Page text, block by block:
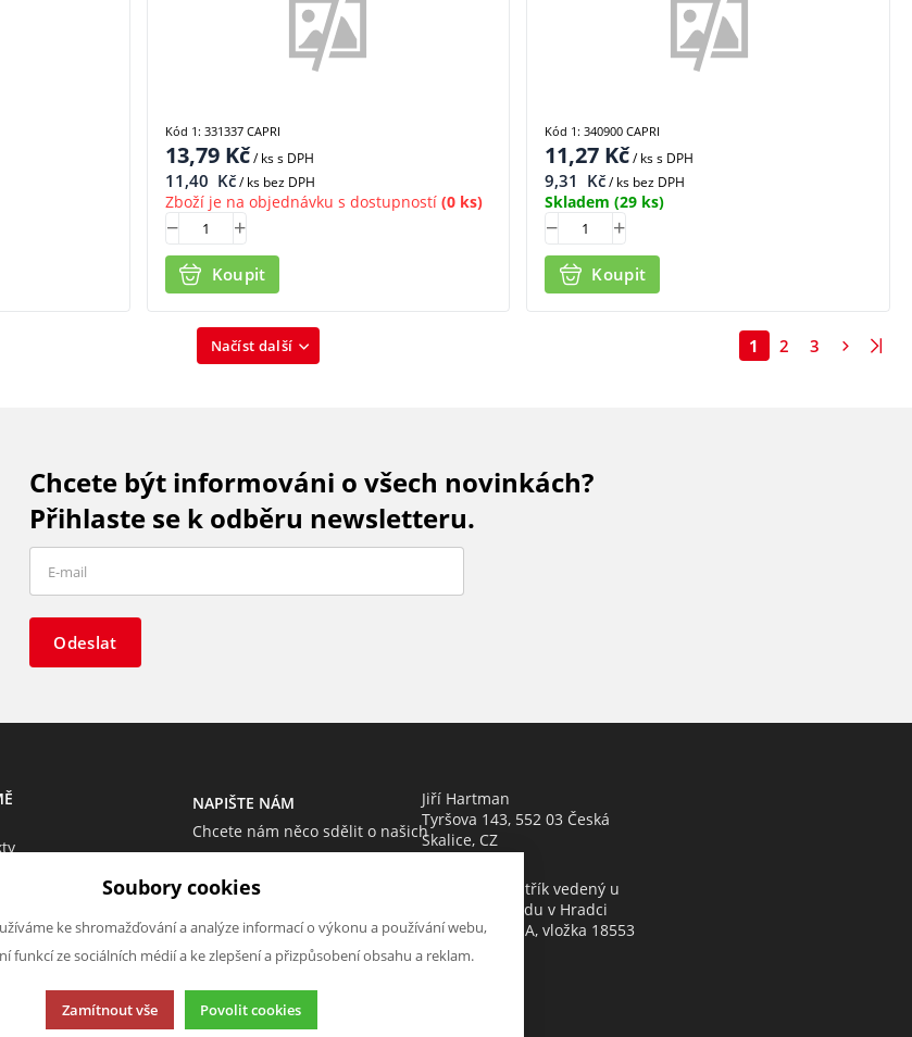
13,79Kč/ kss DPH
11,40 Kč/ ks bez DPH
Zboží je na objednávku s dostupností(0 ks)
Koupit
Kód 1: 331337 CAPRI
11,27 Kč/ kss DPH
9,31 Kč/ ks bez DPH
Skladem (29 ks)
Koupit
Kód 1: 340900 CAPRI
Načíst další 1 2 3
Chcete být informováni o všech novinkách?
Přihlaste se k odběru newsletteru.
Odeslat
NAPIŠTE NÁM
Chcete nám něco sdělit o našich
Neváhejte napsat.
Chci napsat zprávu
Jiří Hartman
Tyršova 143, 552 03 Česká
Skalice, CZ
Obchodní rejstřík vedený u
Krajského soudu v Hradci
Králové, oddíl A, vložka 18553
Soubory cookies
ke shromažďování a analýze informací o výkonu a používání webu,
funkcí ze sociálních médií a ke zlepšení a přizpůsobení obsahu a reklam.
Zamítnout vše Povolit cookies